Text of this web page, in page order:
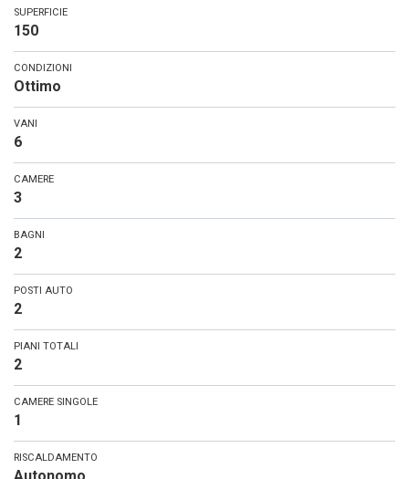
SUPERFICIE
150
CONDIZIONI
Ottimo
VANI
6
CAMERE
3
BAGNI
2
POSTI AUTO
2
PIANI TOTALI
2
CAMERE SINGOLE
1
RISCALDAMENTO